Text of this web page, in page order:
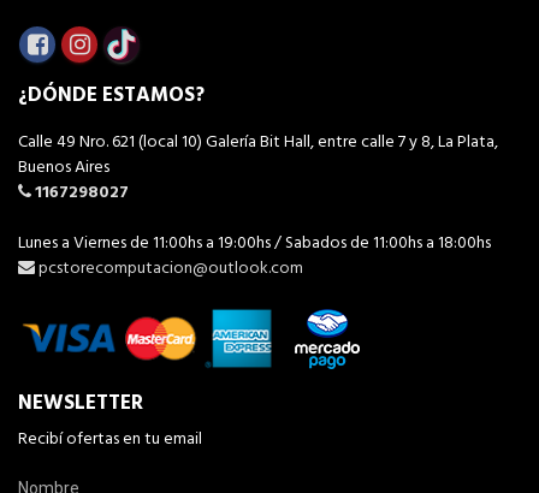
¿DÓNDE ESTAMOS?
Calle 49 Nro. 621 (local 10) Galería Bit Hall, entre calle 7 y 8, La Plata,
Buenos Aires
1167298027
Lunes a Viernes de 11:00hs a 19:00hs / Sabados de 11:00hs a 18:00hs
pcstorecomputacion@outlook.com
NEWSLETTER
Recibí ofertas en tu email